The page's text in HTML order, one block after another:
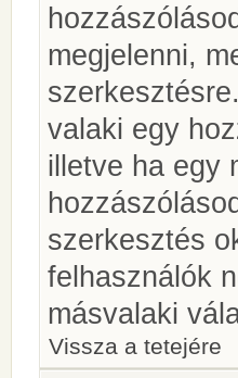
megjelenni,
valaki egy
illetve ha egy
szerkesztés
felhasználók
másvalaki
Vissza a tetejére